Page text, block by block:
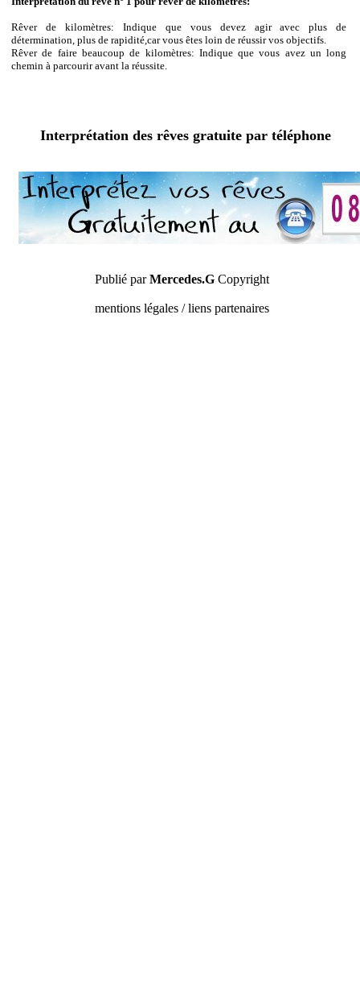
Rêver de kilomètres: Indique que vous devez agir avec plus de
détermination, plus de rapidité,car vous êtes loin de réussir vos objectifs.
Rêver de faire beaucoup de kilomètres: Indique que vous avez un long
chemin à parcourir avant la réussite.
Interprétation des rêves gratuite par téléphone
Publié parMercedes.GCopyright
mentions légales / liens partenaires